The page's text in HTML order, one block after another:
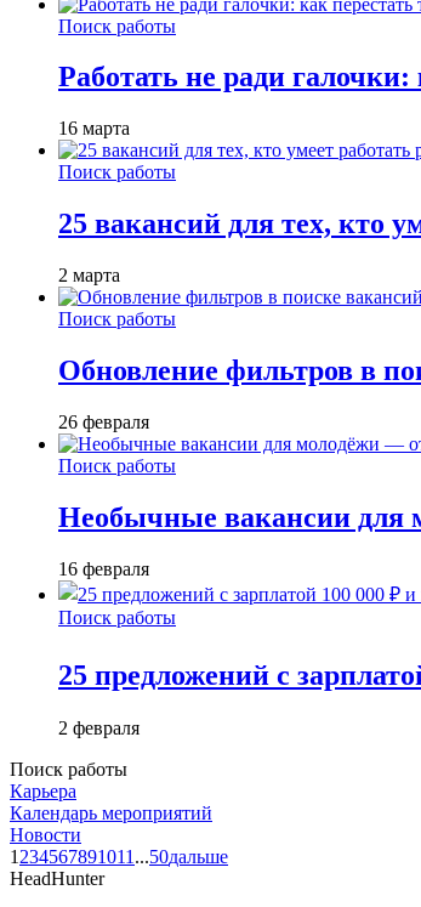
Поиск работы
Работать не ради
16 марта
Поиск работы
25 вакансий для тех, кто
2 марта
Поиск работы
Обновление фильтров в
26 февраля
Поиск работы
Необычные вакансии для
16 февраля
Поиск работы
25 предложений с
2 февраля
Поиск работы
Карьера
Календарь мероприятий
Новости
1 234567891011 ...50дальше
HeadHunter